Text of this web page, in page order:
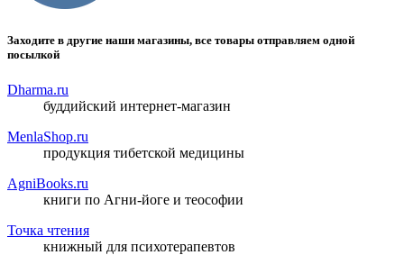
Заходите в другие наши магазины, все товары отправляем одной
посылкой
Dharma.ru
буддийский интернет-магазин
MenlaShop.ru
продукция тибетской медицины
AgniBooks.ru
книги по Агни-йоге и теософии
Точка чтения
книжный для психотерапевтов